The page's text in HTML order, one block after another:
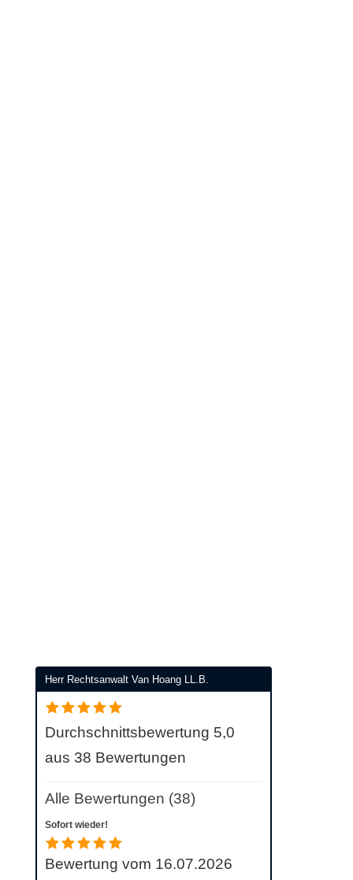
Herr Rechtsanwalt Van Hoang LL.B.
Durchschnittsbewertung 5,0
aus 38 Bewertungen
Alle Bewertungen (38)
Sofort wieder!
Bewertung vom 16.07.2026